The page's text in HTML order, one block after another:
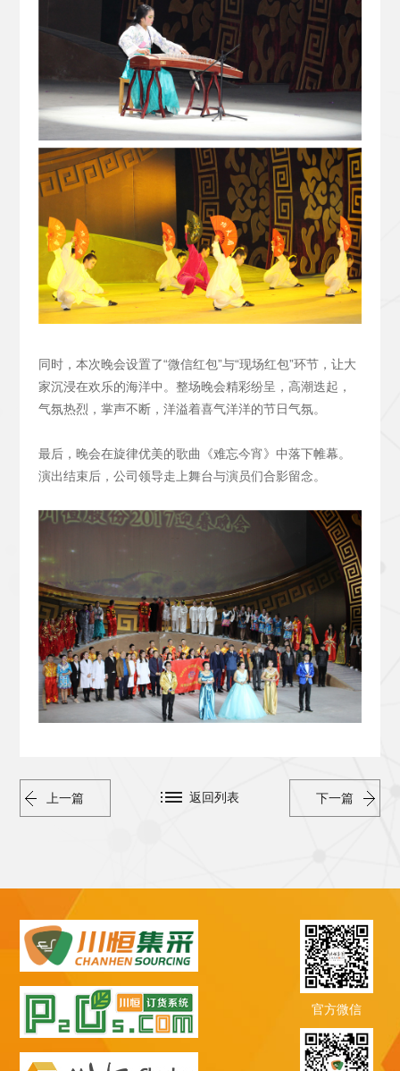
同时，本次晚会设置了“微信红包”与“现场红包”环节，让大
家沉浸在欢乐的海洋中。整场晚会精彩纷呈，高潮迭起，
气氛热烈，掌声不断，洋溢着喜气洋洋的节日气氛。
最后，晚会在旋律优美的歌曲《难忘今宵》中落下帷幕。
演出结束后，公司领导走上舞台与演员们合影留念。
上一篇 下一篇
返回列表
官方微信